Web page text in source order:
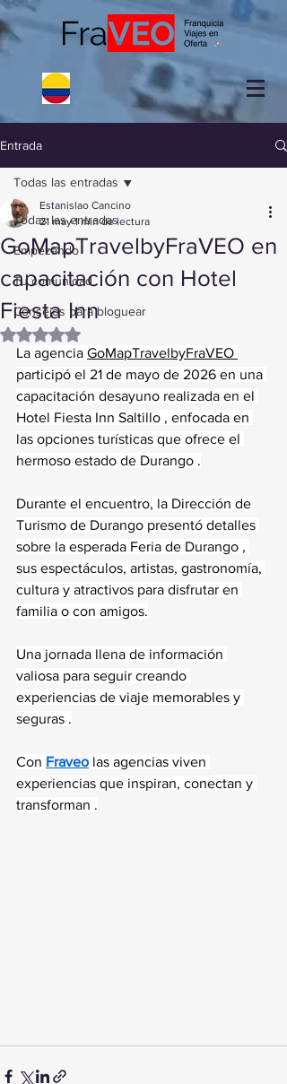
Entrada
Todas las entradas
Empezando
Tu comunidad
Consejos para bloguear
Todas las entradas
GoMapTravelbyFraVEO en
capacitación con Hotel
Fiesta Inn
Estanislao Cancino
21 may 1 min de lectura
Obtuvo NaN de 5 estrellas.
La agencia GoMapTravelbyFraVEO
participó el 21 de mayo de 2026 en una
capacitación desayuno realizada en el
Hotel Fiesta Inn Saltillo , enfocada en
las opciones turísticas que ofrece el
hermoso estado de Durango .
Durante el encuentro, la Dirección de
Turismo de Durango presentó detalles
sobre la esperada Feria de Durango ,
sus espectáculos, artistas, gastronomía,
cultura y atractivos para disfrutar en
familia o con amigos.
Una jornada llena de información
valiosa para seguir creando
experiencias de viaje memorables y
seguras .
Con Fraveo las agencias viven
experiencias que inspiran, conectan y
transforman .